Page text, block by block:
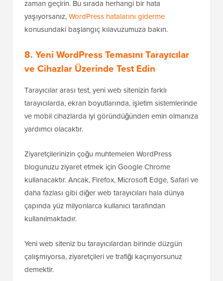
zaman geçirin. Bu sırada herhangi bir hata
yaşıyorsanız,WordPress hatalarını giderme
konusundaki başlangıç kılavuzumuza bakın.
8. Yeni WordPress Temasını Tarayıcılar
ve Cihazlar Üzerinde Test Edin
Tarayıcılar arası test, yeni web sitenizin farklı
tarayıcılarda, ekran boyutlarında, işletim sistemlerinde
ve mobil cihazlarda iyi göründüğünden emin olmanıza
yardımcı olacaktır.
Ziyaretçilerinizin çoğu muhtemelen WordPress
blogunuzu ziyaret etmek için Google Chrome
kullanacaktır. Ancak, Firefox, Microsoft Edge, Safari ve
daha fazlası gibi diğer web tarayıcıları hala dünya
çapında yüz milyonlarca kullanıcı tarafından
kullanılmaktadır.
Yeni web siteniz bu tarayıcılardan birinde düzgün
çalışmıyorsa, ziyaretçileri ve trafiği kaçırıyorsunuz
demektir.